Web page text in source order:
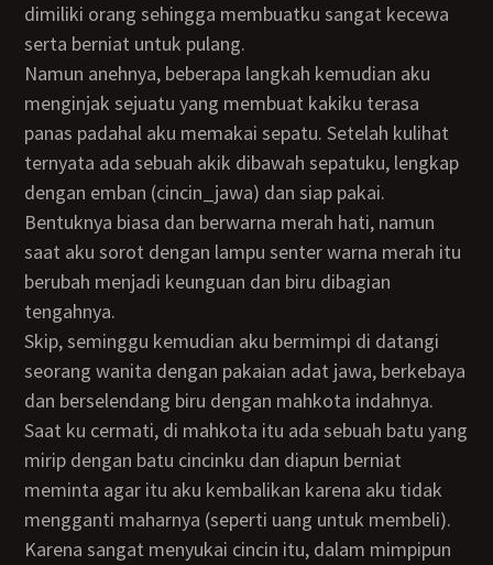
dimiliki orang sehingga membuatku sangat kecewa
serta berniat untuk pulang.
Namun anehnya, beberapa langkah kemudian aku
menginjak sejuatu yang membuat kakiku terasa
panas padahal aku memakai sepatu. Setelah kulihat
ternyata ada sebuah akik dibawah sepatuku, lengkap
dengan emban (cincin_jawa) dan siap pakai.
Bentuknya biasa dan berwarna merah hati, namun
saat aku sorot dengan lampu senter warna merah itu
berubah menjadi keunguan dan biru dibagian
tengahnya.
Skip, seminggu kemudian aku bermimpi di datangi
seorang wanita dengan pakaian adat jawa, berkebaya
dan berselendang biru dengan mahkota indahnya.
Saat ku cermati, di mahkota itu ada sebuah batu yang
mirip dengan batu cincinku dan diapun berniat
meminta agar itu aku kembalikan karena aku tidak
mengganti maharnya (seperti uang untuk membeli).
Karena sangat menyukai cincin itu, dalam mimpipun